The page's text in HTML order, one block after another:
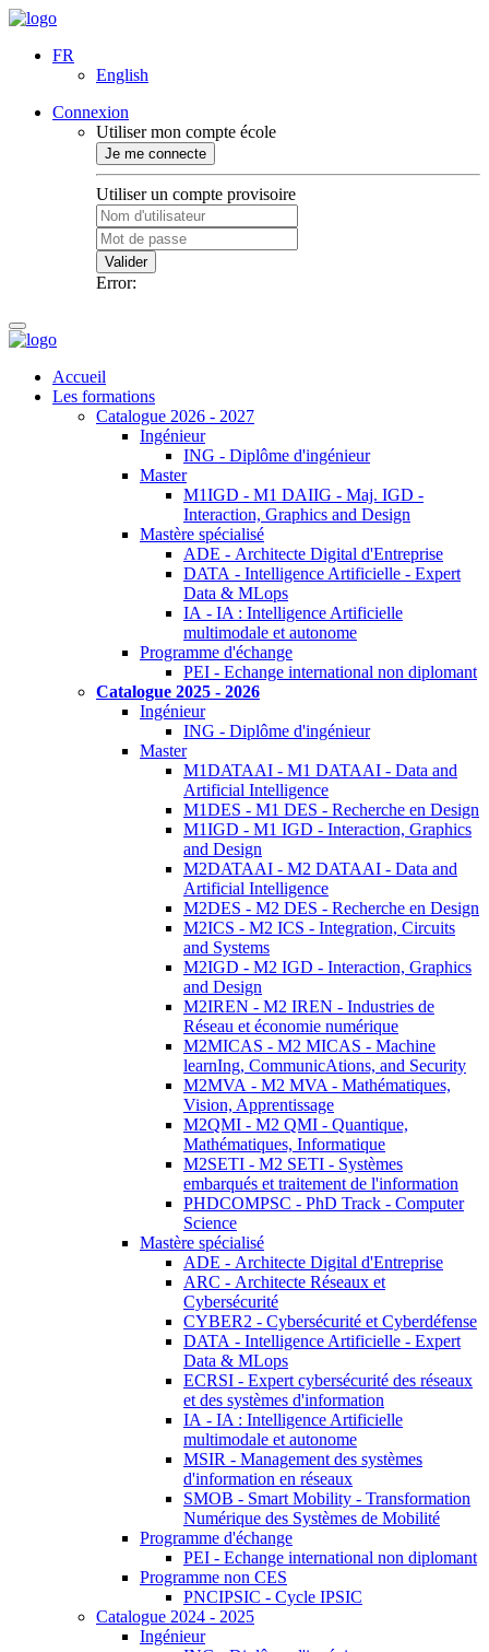
FR
English
Connexion
Utiliser mon compte école
Je me connecte
Utiliser un compte provisoire
Valider
Error:
Accueil
Les formations
Catalogue 2026 - 2027
Ingénieur
ING - Diplôme d'ingénieur
Master
M1IGD - M1 DAIIG - Maj. IGD -
Interaction, Graphics and Design
Mastère spécialisé
ADE - Architecte Digital d'Entreprise
DATA - Intelligence Artificielle - Expert
Data & MLops
IA - IA : Intelligence Artificielle
multimodale et autonome
Programme d'échange
PEI - Echange international non diplomant
Catalogue 2025 - 2026
Ingénieur
ING - Diplôme d'ingénieur
Master
M1DATAAI - M1 DATAAI - Data and
Artificial Intelligence
M1DES - M1 DES - Recherche en Design
M1IGD - M1 IGD - Interaction, Graphics
and Design
M2DATAAI - M2 DATAAI - Data and
Artificial Intelligence
M2DES - M2 DES - Recherche en Design
M2ICS - M2 ICS - Integration, Circuits
and Systems
M2IGD - M2 IGD - Interaction, Graphics
and Design
M2IREN - M2 IREN - Industries de
Réseau et économie numérique
M2MICAS - M2 MICAS - Machine
learnIng, CommunicAtions, and Security
M2MVA - M2 MVA - Mathématiques,
Vision, Apprentissage
M2QMI - M2 QMI - Quantique,
Mathématiques, Informatique
M2SETI - M2 SETI - Systèmes
embarqués et traitement de l'information
PHDCOMPSC - PhD Track - Computer
Science
Mastère spécialisé
ADE - Architecte Digital d'Entreprise
ARC - Architecte Réseaux et
Cybersécurité
CYBER2 - Cybersécurité et Cyberdéfense
DATA - Intelligence Artificielle - Expert
Data & MLops
ECRSI - Expert cybersécurité des réseaux
et des systèmes d'information
IA - IA : Intelligence Artificielle
multimodale et autonome
MSIR - Management des systèmes
d'information en réseaux
SMOB - Smart Mobility - Transformation
Numérique des Systèmes de Mobilité
Programme d'échange
PEI - Echange international non diplomant
Programme non CES
PNCIPSIC - Cycle IPSIC
Catalogue 2024 - 2025
Ingénieur